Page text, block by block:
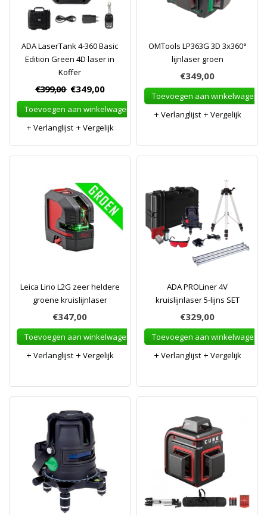
ADA LaserTank 4-360 Basic
Edition Green 4D laser in
Koffer
€399,00 €349,00
Toevoegen aan winkelwagen
Verlanglijst
Vergelijk
OMTools LP363G 3D 3x360°
lijnlaser groen
€349,00
Toevoegen aan winkelwagen
Verlanglijst
Vergelijk
Leica Lino L2G zeer heldere
groene kruislijnlaser
€347,00
Toevoegen aan winkelwagen
Verlanglijst
Vergelijk
ADA PROLiner 4V
kruislijnlaser 5-lijns SET
€329,00
Toevoegen aan winkelwagen
Verlanglijst
Vergelijk